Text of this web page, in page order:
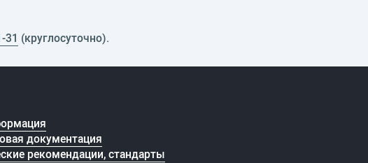
31 (круглосуточно).
документация
рекомендации, стандарты